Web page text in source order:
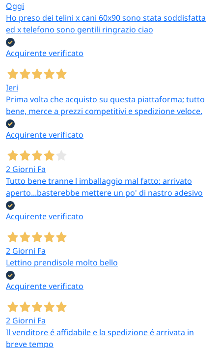
Oggi
Ho preso dei telini x cani 60x90 sono stata soddisfatta
ed x telefono sono gentili ringrazio ciao
Acquirente verificato
Ieri
Prima volta che acquisto su questa piattaforma; tutto
bene, merce a prezzi competitivi e spedizione veloce.
Acquirente verificato
2 Giorni Fa
Tutto bene tranne l imballaggio mal fatto: arrivato
aperto...basterebbe mettere un po' di nastro adesivo
Acquirente verificato
2 Giorni Fa
Lettino prendisole molto bello
Acquirente verificato
2 Giorni Fa
Il venditore é affidabile e la spedizione é arrivata in
breve tempo